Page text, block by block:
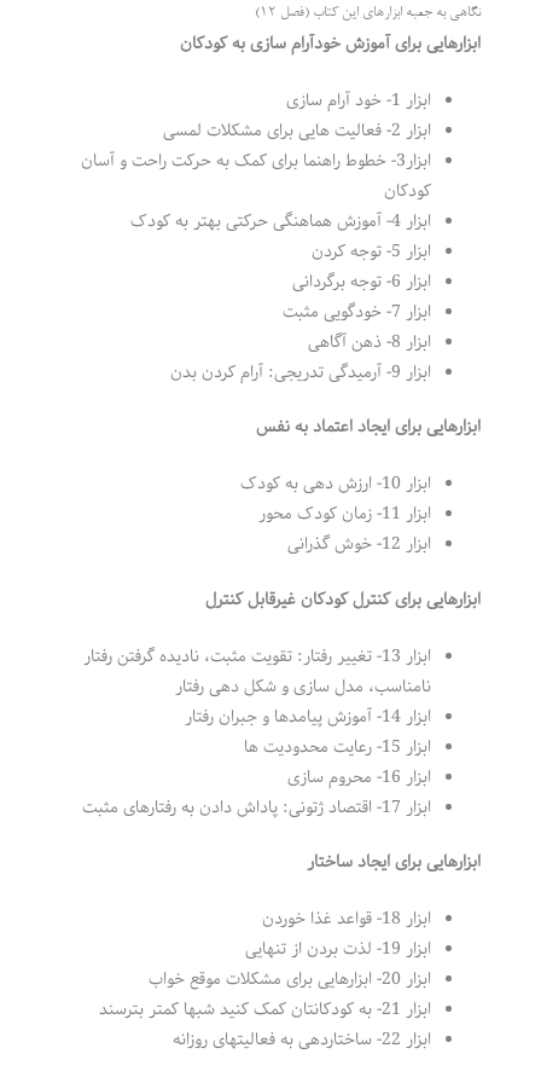
نگاهی به جعبه ابزارهای این کتاب (فصل 12)
ابزارهایی برای آموزش خودآرام سازی به کودکان
ابزار 1- خود آرام سازی
ابزار 2- فعالیت هایی برای مشکلات لمسی
ابزار3- خطوط راهنما برای کمک به حرکت راحت و آسان
کودکان
ابزار 4- آموزش هماهنگی حرکتی بهتر به کودک
ابزار 5- توجه کردن
ابزار 6- توجه برگردانی
ابزار 7- خودگویی مثبت
ابزار 8- ذهن آگاهی
ابزار 9- آرمیدگی تدریجی: آرام کردن بدن
ابزارهایی برای ایجاد اعتماد به نفس
ابزار 10- ارزش دهی به کودک
ابزار 11- زمان کودک محور
ابزار 12- خوش گذرانی
ابزارهایی برای کنترل کودکان غیرقابل کنترل
ابزار 13- تغییر رفتار: تقویت مثبت، نادیده گرفتن رفتار
نامناسب، مدل سازی و شکل دهی رفتار
ابزار 14- آموزش پیامدها و جبران رفتار
ابزار 15- رعایت محدودیت ها
ابزار 16- محروم سازی
ابزار 17- اقتصاد ژتونی: پاداش دادن به رفتارهای مثبت
ابزارهایی برای ایجاد ساختار
ابزار 18- قواعد غذا خوردن
ابزار 19- لذت بردن از تنهایی
ابزار 20- ابزارهایی برای مشکلات موقع خواب
ابزار 21- به کودکانتان کمک کنید شبها کمتر بترسند
ابزار 22- ساختاردهی به فعالیتهای روزانه